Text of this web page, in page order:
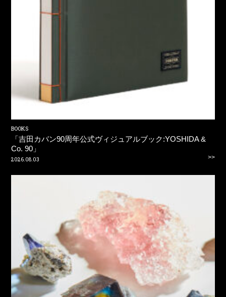
BOOKS
「吉田カバン90周年公式ヴィジュアルブック:YOSHIDA &
Co. 90」
2026.08.03 >>